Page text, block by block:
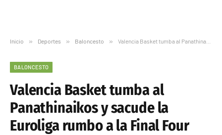
Inicio » Deportes » Baloncesto » Valencia Basket tumba al Panathinaikos y sacude la Euroliga rumbo a la Final Four
BALONCESTO
Valencia Basket tumba al
Panathinaikos y sacude la
Euroliga rumbo a la Final Four